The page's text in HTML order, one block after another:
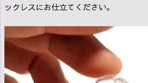
ックレスにお仕立てください。